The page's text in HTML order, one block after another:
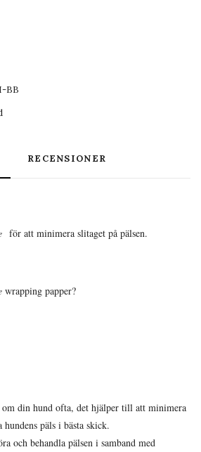
BB
RECENSIONER
för att minimera slitaget på pälsen.
wrapping papper?
om din hund ofta, det hjälper till att minimera
päls i bästa skick.
och behandla pälsen i samband med